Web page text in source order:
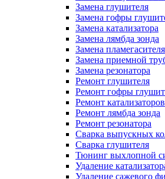
Замена глушителя
Замена гофры
Замена катализатора
Замена лямбда зонда
Замена пламегасителя
Замена приемной
Замена резонатора
Ремонт глушителя
Ремонт гофры
Ремонт катализаторов
Ремонт лямбда зонда
Ремонт резонатора
Сварка выпускных
Сварка глушителя
Тюнинг выхлопной
Удаление
Удаление сажевого